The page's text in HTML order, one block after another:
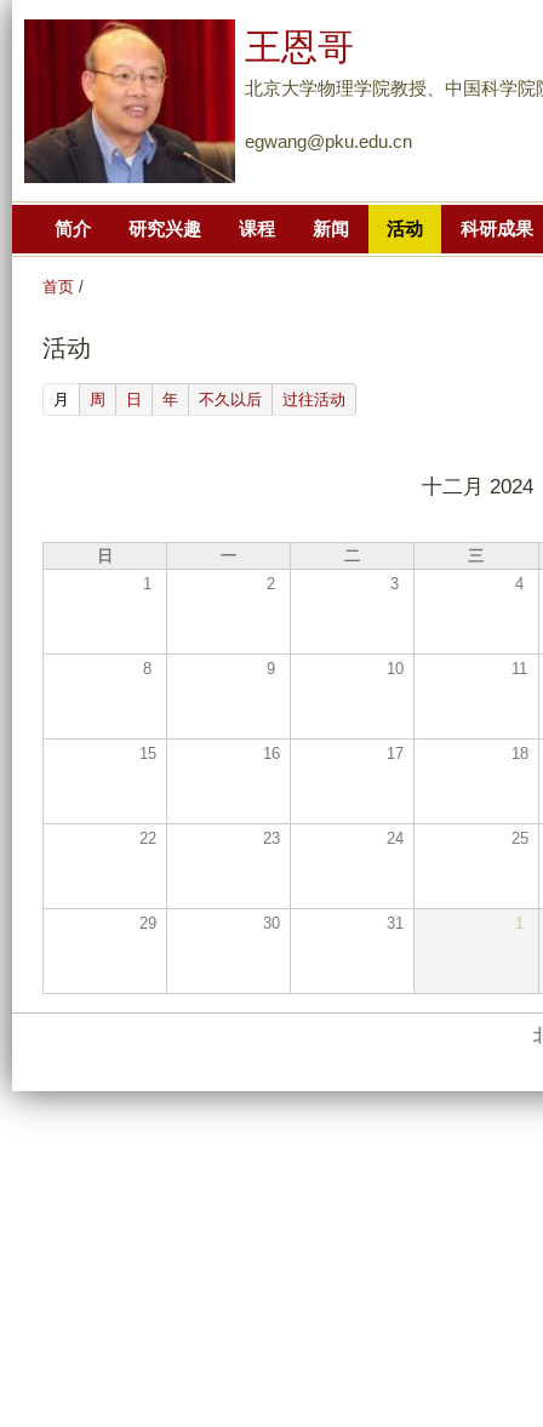
到
主
要
王恩哥
北京大学物理学院教授、中国科学
egwang@pku.edu.cn
简介 研究兴趣 课程 新闻 活动 科研成果
首页 /
活动
月 (active tab)
周 日 年 不久以后 过往活动
十二月 2024
日 一 二
三
1
2 3 4
8 9 10 11
15 16 17 18
22 23 24 25
29 30 31 1